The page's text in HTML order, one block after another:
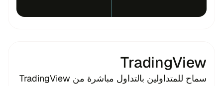
TradingView
سماح للمتداولين بالتداول مباشرة من TradingView